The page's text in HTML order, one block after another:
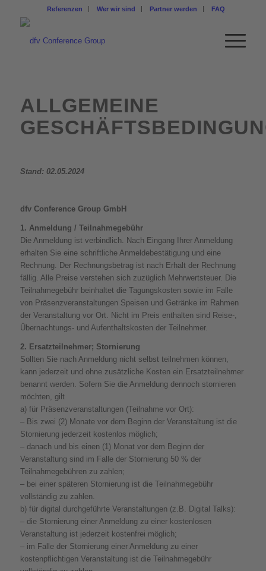
Referenzen Wer wir sind Partner werden FAQ
ALLGEMEINE
Stand: 02.05.2024
dfv Conference Group GmbH
1. Anmeldung / Teilnahmegebühr
Die Anmeldung ist verbindlich. Nach Eingang Ihrer Anmeldung
erhalten Sie eine schriftliche Anmeldebestätigung und eine
Rechnung. Der Rechnungsbetrag ist nach Erhalt der Rechnung
fällig. Alle Preise verstehen sich zuzüglich Mehrwertsteuer. Die
Teilnahmegebühr beinhaltet die Tagungskosten sowie im Falle
von Präsenzveranstaltungen Speisen und Getränke im Rahmen
der Veranstaltung vor Ort. Nicht im Preis enthalten sind Reise-,
Übernachtungs- und Aufenthaltskosten der Teilnehmer.
2. Ersatzteilnehmer; Stornierung
Sollten Sie nach Anmeldung nicht selbst teilnehmen können,
kann jederzeit und ohne zusätzliche Kosten ein Ersatzteilnehmer
benannt werden. Sofern Sie die Anmeldung dennoch stornieren
möchten, gilt
a) für Präsenzveranstaltungen (Teilnahme vor Ort):
– Bis zwei (2) Monate vor dem Beginn der Veranstaltung ist die
Stornierung jederzeit kostenlos möglich;
– danach und bis einen (1) Monat vor dem Beginn der
Veranstaltung sind im Falle der Stornierung 50 % der
Teilnahmegebühren zu zahlen;
– bei einer späteren Stornierung ist die Teilnahmegebühr
vollständig zu zahlen.
b) für digital durchgeführte Veranstaltungen (z.B. Digital Talks):
– die Stornierung einer Anmeldung zu einer kostenlosen
Veranstaltung ist jederzeit kostenfrei möglich;
– im Falle der Stornierung einer Anmeldung zu einer
kostenpflichtigen Veranstaltung ist die Teilnahmegebühr